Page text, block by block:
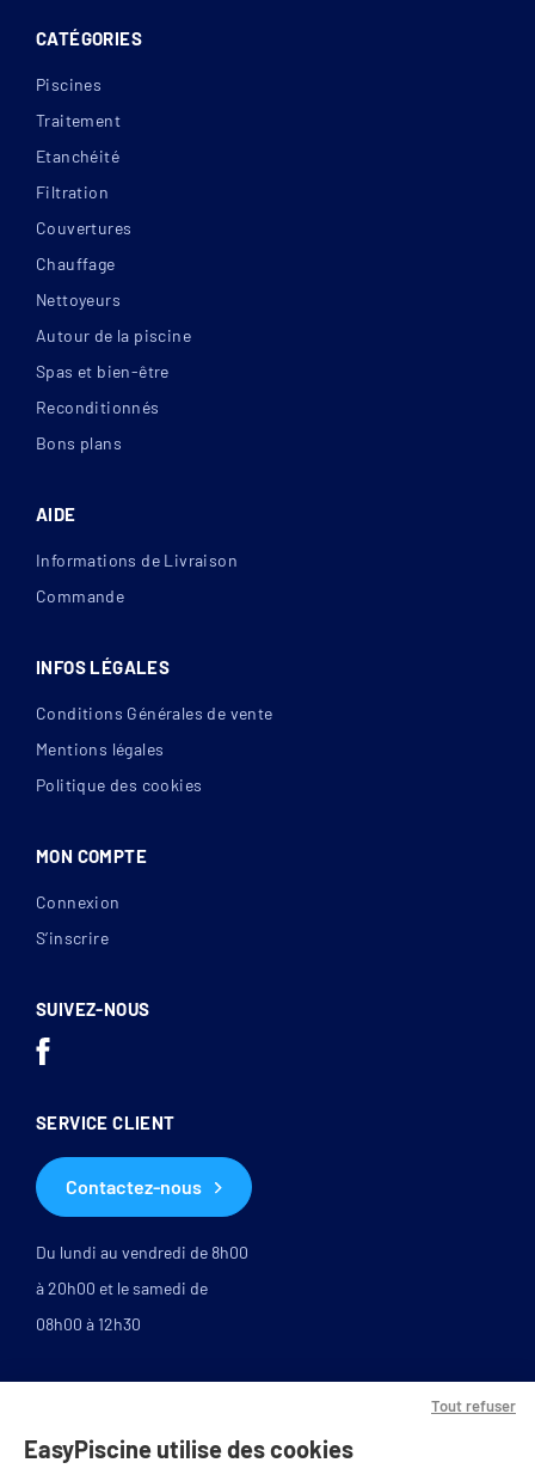
EasyPiscine utilise des cookies
Tout refuser
CATÉGORIES
Piscines
Traitement
Etanchéité
Filtration
Couvertures
Chauffage
Nettoyeurs
Autour de la piscine
Spas et bien-être
Reconditionnés
Bons plans
AIDE
Informations de Livraison
Commande
INFOS LÉGALES
Conditions Générales de vente
Mentions légales
Politique des cookies
MON COMPTE
Connexion
S’inscrire
SUIVEZ-NOUS
SERVICE CLIENT
Contactez-nous
Du lundi au vendredi de 8h00
à 20h00 et le samedi de
08h00 à 12h30